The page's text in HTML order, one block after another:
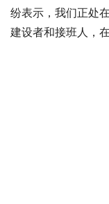
纷表示，我们正处
建设者和接班人，